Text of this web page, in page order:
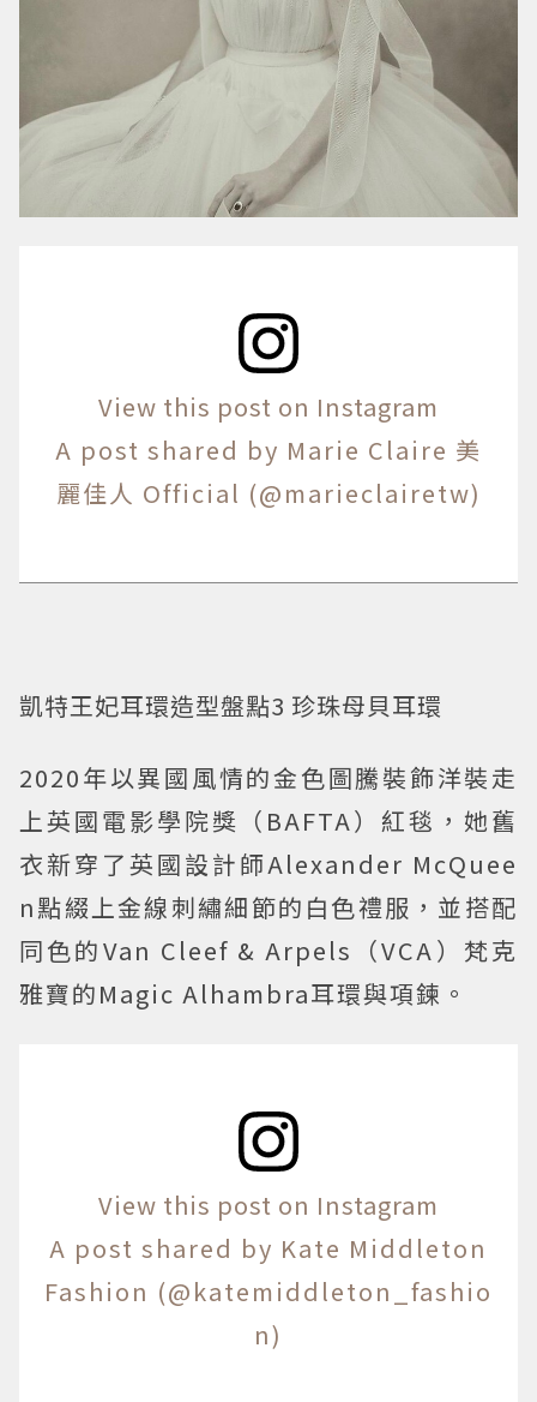
View this post on Instagram
A post shared by Marie Claire 美
麗佳人 Official (@marieclairetw)
凱特王妃耳環造型盤點3 珍珠母貝耳環
2020年以異國風情的金色圖騰裝飾洋裝走
上英國電影學院獎（BAFTA）紅毯，她舊
衣新穿了英國設計師Alexander McQuee
n點綴上金線刺繡細節的白色禮服，並搭配
同色的Van Cleef & Arpels（VCA）梵克
雅寶的Magic Alhambra耳環與項鍊。
View this post on Instagram
A post shared by Kate Middleton
Fashion (@katemiddleton_fashio
n)